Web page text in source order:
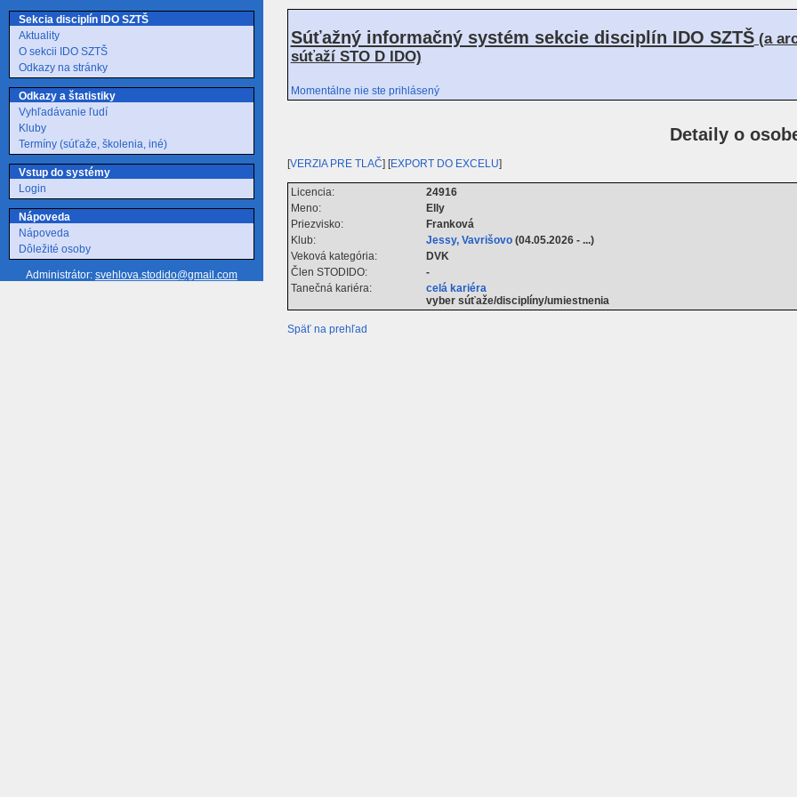
Sekcia disciplín IDO SZTŠ
Aktuality
O sekcii IDO SZTŠ
Odkazy na stránky
Odkazy a štatistiky
Vyhľadávanie ľudí
Kluby
Termíny (súťaže, školenia, iné)
Vstup do systémy
Login
Nápoveda
Nápoveda
Dôležité osoby
Administrátor: svehlova.stodido@gmail.com
Súťažný informačný systém sekcie disciplín IDO SZTŠ(a
súťaží STO D IDO)
Momentálne nie ste prihlásený
Detaily o
[VERZIA PRE TLAČ] [EXPORT DO EXCELU]
Licencia:
24916
Meno:
Elly
Priezvisko:
Franková
Klub:
Jessy, Vavrišovo (04.05.2026 - ...)
Veková kategória:
DVK
Člen STODIDO:
-
Tanečná kariéra:
celá kariéra
vyber súťaže/disciplíny/umiestnenia
Späť na prehľad